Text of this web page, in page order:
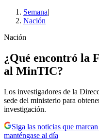
Semana|
Nación
Nación
¿Qué encontró la
al MinTIC?
Los investigadores de la
sede del ministerio para
investigación.
Siga las noticias que
manténgase al día